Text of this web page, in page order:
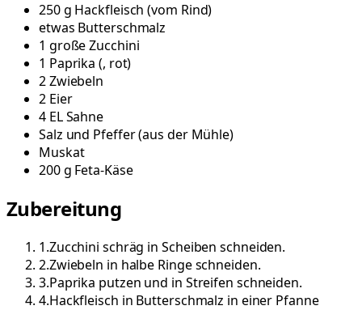
250g Hackfleisch (vom Rind)
etwas Butterschmalz
1 großeZucchini
1 Paprika (, rot)
2Zwiebeln
2 Eier
4 ELSahne
Salz und Pfeffer(aus der Mühle)
Muskat
200g Feta-Käse
Zubereitung
1.Zucchini schräg in Scheiben schneiden.
2.Zwiebeln in halbe Ringe schneiden.
3.Paprika putzen und in Streifen schneiden.
4.Hackfleisch in Butterschmalz in einer Pfanne